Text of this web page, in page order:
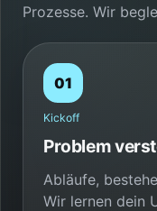
Prozesse. Wir
01
Kickoff
Problem
Abläufe,
Wir lernen dein